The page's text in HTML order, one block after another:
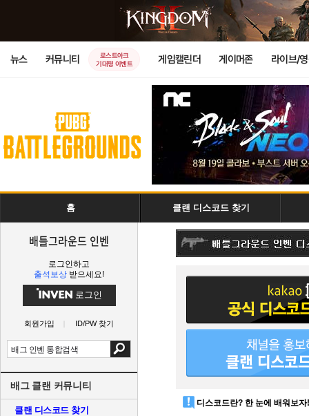
뉴스 커뮤니티
로스트아크
기대평 이벤트
게임캘린더 게이머존 라이브/
홈 클랜 디스코드 찾기
배틀그라운드 인벤
로그인하고
출석보상 받으세요!
로그인
회원가입 ID/PW 찾기
배그 클랜 커뮤니티
클랜 디스코드 찾기
디스코드란? 한 눈에 배워보자!